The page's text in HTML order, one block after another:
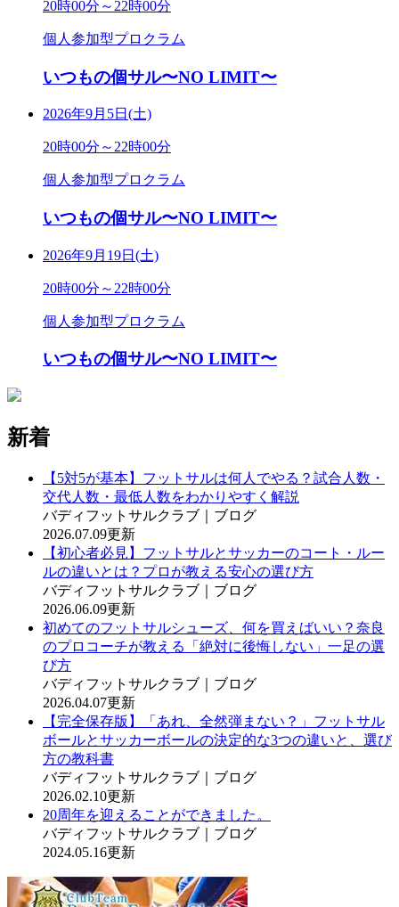
20時00分～22時00分
個人参加型プロクラム
いつもの個サル〜NO LIMIT〜
2026年9月5日(土)
20時00分～22時00分
個人参加型プロクラム
いつもの個サル〜NO LIMIT〜
2026年9月19日(土)
20時00分～22時00分
個人参加型プロクラム
いつもの個サル〜NO LIMIT〜
新着
【5対5が基本】フットサルは何人でやる？試合人数・
交代人数・最低人数をわかりやすく解説
バディフットサルクラブ｜ブログ
2026.07.09更新
【初心者必見】フットサルとサッカーのコート・ルー
ルの違いとは？プロが教える安心の選び方
バディフットサルクラブ｜ブログ
2026.06.09更新
初めてのフットサルシューズ、何を買えばいい？奈良
のプロコーチが教える「絶対に後悔しない」一足の選
び方
バディフットサルクラブ｜ブログ
2026.04.07更新
【完全保存版】「あれ、全然弾まない？」フットサル
ボールとサッカーボールの決定的な3つの違いと、選び
方の教科書
バディフットサルクラブ｜ブログ
2026.02.10更新
20周年を迎えることができました。
バディフットサルクラブ｜ブログ
2024.05.16更新